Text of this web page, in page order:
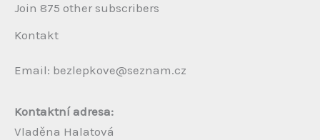
Join 875 other subscribers
Kontakt
Email: bezlepkove@seznam.cz
Kontaktní adresa:
Vladěna Halatová